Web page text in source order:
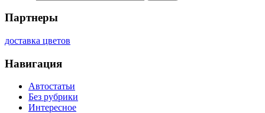
Партнеры
доставка цветов
Навигация
Автостатьи
Без рубрики
Интересное